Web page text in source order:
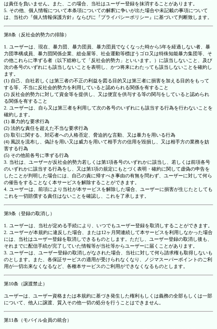
は責任を負いません。また、この場合、当社はユーザー登録を抹消することがあります。
5. その他、個人情報について本条項についての解釈に争いが出た場合や未記載の事項について
は、当社の『個人情報保護方針』ならびに『プライバシーポリシー』に基づいて判断致します。
第8条（反社会的勢力の排除）
1. ユーザーは、現在、暴力団、暴力団員、暴力団員でなくなった時から5年を経過しない者、暴
力団準構成員、暴力団関係企業、総会屋等、社会運動等標ぼうゴロ又は特殊知能暴力集団等、そ
の他これらに準ずる者（以下総称して「反社会的勢力」といいます。）に該当しないこと、及び
次の各号のいずれにも該当しないことを表明し、かつ将来にわたっても該当しないことを確約し
ます。
(1) 自己、自社若しくは第三者の不正の利益を図る目的又は第三者に損害を加える目的をもって
する等、不当に反社会的勢力を利用していると認められる関係を有すること
(2) 反社会的勢力に対して資金等を提供し、又は便宜を供与する等の関与をしていると認められ
る関係を有すること
2. ユーザーは、自ら又は第三者を利用して次の各号のいずれにも該当する行為を行わないことを
確約します。
(1) 暴力的な要求行為
(2) 法的な責任を超えた不当な要求行為
(3) 取引に関する、対応者への人格否定、脅迫的な言動、又は暴力を用いる行為
(4) 風説を流布し、偽計を用い又は威力を用いて相手方の信用を毀損し、又は相手方の業務を妨
害する行為
(5) その他前各号に準ずる行為
3. 当社は、ユーザーが反社会的勢力若しくは第1項各号のいずれかに該当し、若しくは前項各号
のいずれかに該当する行為をし、又は第1項の規定にもとづく表明・確約に関して虚偽の申告を
したことが判明した場合には、自己の責に帰すべき事由の有無を問わず、ユーザーに対して何ら
の催告をすることなく本サービスを解除することができます。
4. ユーザーは、前項により当社が本サービスを解除した場合、ユーザーに損害が生じたとしても
これを一切賠償する責任はないことを確認し、これを了承します。
第9条（登録の取消し）
1. ユーザーは、当社が定める手続により、いつでもユーザー登録を取消しすることができます。
2. ユーザーが本規約に違反した場合、または12ヶ月間連続して本サービスを利用しなかった場合
には、当社はユーザー登録を取消しできるものとします。ただし、ユーザー登録の取消し後も、
それまでに配信手続が完了していた情報等が当社等からユーザーに届くことがあります。
3. ユーザーは、ユーザー登録の取消しがなされた場合、当社に対して何ら請求権も取得しないも
のとします。また、各保証サービスの適用が受けられなくなり、ノジマスーパーポイントのご利
用が一切出来なくなるなど、各種本サービスのご利用ができなくなるものとします。
第10条（譲渡禁止）
ユーザーは、ユーザー資格または本規約に基づき発生した権利もしくは義務の全部もしくは一部
について、他人に譲渡、質入その他一切の処分を行うことはできません。
第11条（モバイル会員の統合）